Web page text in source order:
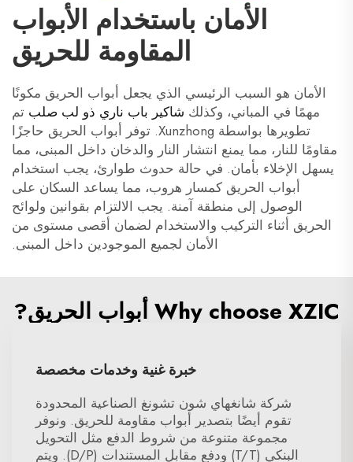
الأمان باستخدام الأبواب
المقاومة للحريق
الأمان هو السبب الرئيسي الذي يجعل أبواب الحريق مكونًا
مهمًا في المباني، وكذلك شاكير باب ناري ذو لب صلب تم
تطويرها بواسطة Xunzhong. توفر أبواب الحريق حاجزًا
مقاومًا للنار، مما يمنع انتشار النار والدخان داخل المبنى، مما
يسهل الإخلاء بأمان. في حالة حدوث طوارئ، يجب استخدام
أبواب الحريق كمسار هروب، مما يساعد السكان على
الوصول إلى منطقة آمنة. يجب الالتزام بقوانين ولوائح
الحريق أثناء التركيب والاستخدام لضمان أقصى مستوى من
الأمان لجميع الموجودين داخل المبنى.
Why choose XZIC أبواب الحريق?
خبرة غنية وخدمات مخصصة
شركة شانغهاي شون تشونغ الصناعية المحدودة
تقوم أيضًا بتصدير أبواب مقاومة للحريق. ونوفر
مجموعة متنوعة من شروط الدفع مثل التحويل
البنكي (T/T) ودفع مقابل المستندات (D/P). ويتم